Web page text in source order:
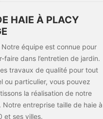
HAIE À PLACY
équipe est connue pour
dans l’entretien de jardin.
travaux de qualité pour tout
ou particulier, vous pouvez
la réalisation de notre
entreprise taille de haie à
et ses villes.